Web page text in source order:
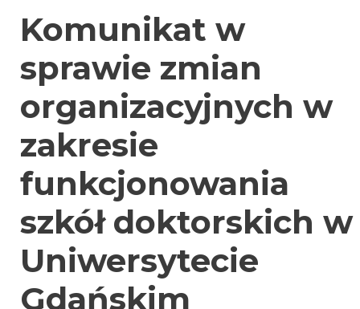
Komunikat w
sprawie zmian
organizacyjnych w
zakresie
funkcjonowania
szkół doktorskich w
Uniwersytecie
Gdańskim